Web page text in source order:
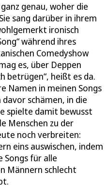
genau, woher die
sang darüber in ihrem
ironisch
während ihres
Comedyshow
es, über Deppen
betrügen“, heißt es da.
Namen in meinen Songs
schämen, in die
spielte damit bewusst
Menschen zu der
noch verbreiten:
eins auswischen, indem
für alle
Männern schlecht